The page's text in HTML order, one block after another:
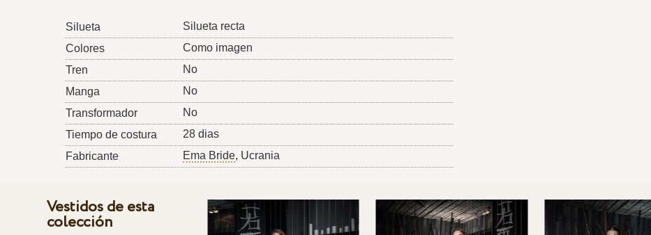
Silueta
Silueta recta
Colores
Como imagen
Tren
No
Manga
No
Transformador
No
Tiempo de costura
28 dias
Fabricante
Ema Bride, Ucrania
Vestidos de esta
colección